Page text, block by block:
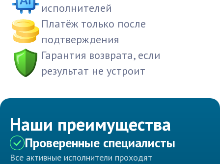
исполнителей
Платёж только после
подтверждения
Гарантия возврата, если
результат не устроит
Наши преимущества
Проверенные специалисты
Все активные исполнители проходят